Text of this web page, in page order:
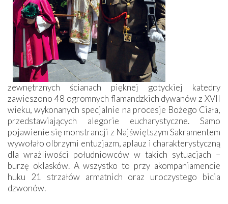
zewnętrznych ścianach pięknej gotyckiej katedry
zawieszono 48 ogromnych flamandzkich dywanów z XVII
wieku, wykonanych specjalnie na procesje Bożego Ciała,
przedstawiających alegorie eucharystyczne. Samo
pojawienie się monstrancji z Najświętszym Sakramentem
wywołało olbrzymi entuzjazm, aplauz i charakterystyczną
dla wrażliwości południowców w takich sytuacjach –
burzę oklasków. A wszystko to przy akompaniamencie
huku 21 strzałów armatnich oraz uroczystego bicia
dzwonów.